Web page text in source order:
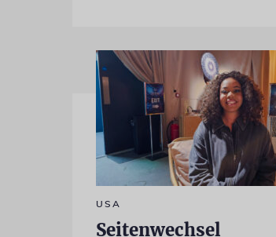
USA
Seitenwechsel